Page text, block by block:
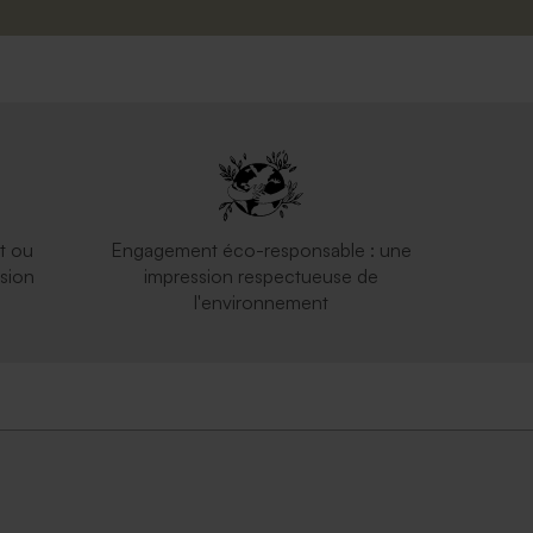
ou
Engagement éco-responsable : une
impression respectueuse de
l'environnement